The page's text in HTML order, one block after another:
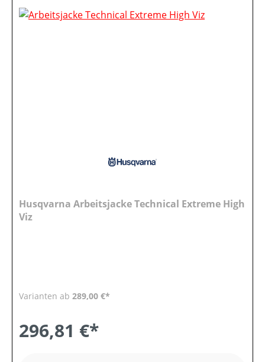
Husqvarna Arbeitsjacke Technical Extreme High
Viz
Varianten ab 289,00 €*
296,81 €*